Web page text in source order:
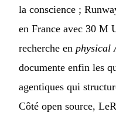
la conscience ;
en France avec 30 M
recherche en physical
documente enfin les
agentiques qui
Côté open source,